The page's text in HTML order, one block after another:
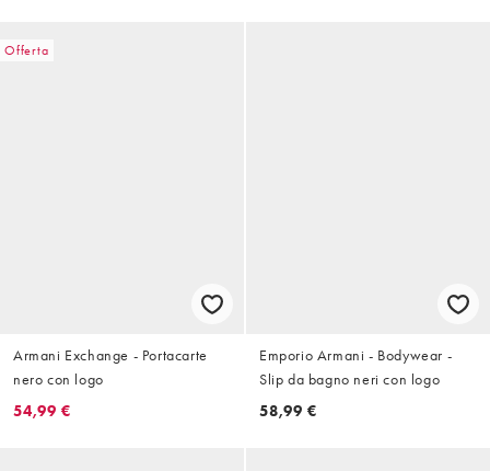
Offerta
Armani Exchange - Portacarte
nero con logo
54,99 €
Emporio Armani - Bodywear -
Slip da bagno neri con logo
58,99 €